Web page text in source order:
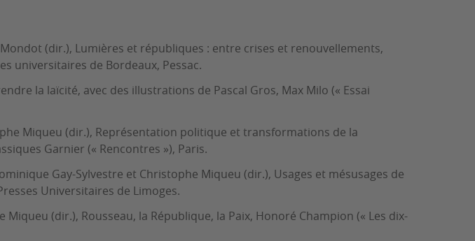
(dir.), Lumières et républiques : entre crises et renouvellements,
universitaires de Bordeaux, Pessac.
la laïcité, avec des illustrations de Pascal Gros, Max Milo (« Essai
Miqueu (dir.), Représentation politique et transformations de la
Garnier (« Rencontres »), Paris.
Gay-Sylvestre et Christophe Miqueu (dir.), Usages et mésusages de
Universitaires de Limoges.
Miqueu (dir.), Rousseau, la République, la Paix, Honoré Champion (« Les dix-